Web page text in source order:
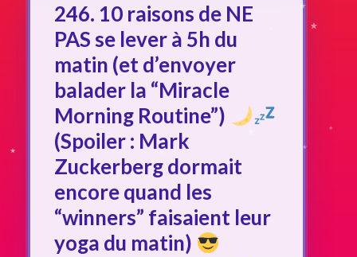
246. 10 raisons de NE
PAS se lever à 5h du
matin (et d’envoyer
balader la “Miracle
Morning Routine”)
(Spoiler : Mark
Zuckerberg dormait
encore quand les
“winners” faisaient leur
yoga du matin)